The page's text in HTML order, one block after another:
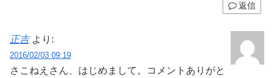
返信
正吉 より:
2016/02/03 09:19
さこねえさん、はじめまして。コメントありがと